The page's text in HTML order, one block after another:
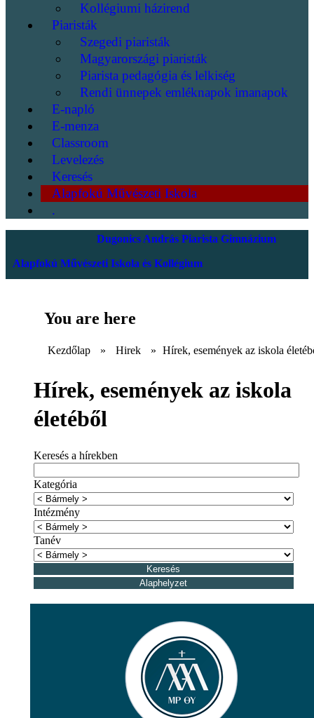
Kollégiumi házirend
Piaristák
Szegedi piaristák
Magyarországi piaristák
Piarista pedagógia és lelkiség
Rendi ünnepek emléknapok imanapok
E-napló
E-menza
Classroom
Levelezés
Keresés
Alapfokú Művészeti Iskola
.
Dugonics András Piarista Gimnázium
Alapfokú Művészeti Iskola és Kollégium
You are here
Kezdőlap » Hirek » Hírek, események az iskola
Hírek, események az iskola
életéből
Keresés a hírekben
Kategória
Intézmény
Tanév